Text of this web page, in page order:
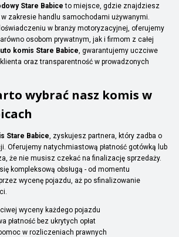
Stare Babice to miejsce, gdzie znajdziesz
w zakresie handlu samochodami używanymi.
w branży motoryzacyjnej, oferujemy
osobom prywatnym, jak i firmom z całej
komis Stare Babice, gwarantujemy uczciwe
oraz transparentność w prowadzonych
wybrać nasz komis w
Stare Babice, zyskujesz partnera, który zadba o
Oferujemy natychmiastową płatność gotówką lub
że nie musisz czekać na finalizację sprzedaży.
kompleksową obsługą - od momentu
wycenę pojazdu, aż po sfinalizowanie
wyceny każdego pojazdu
płatność bez ukrytych opłat
w rozliczeniach prawnych